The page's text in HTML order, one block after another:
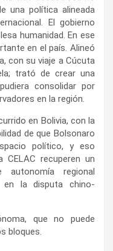
una política alineada
El gobierno
humanidad. En ese
en el país. Alineó
con su viaje a Cúcuta
trató de crear una
consolidar por
en la región.
en Bolivia, con la
de que Bolsonaro
político, y eso
recuperen un
regional
en la disputa chino-
que no puede
bloques.